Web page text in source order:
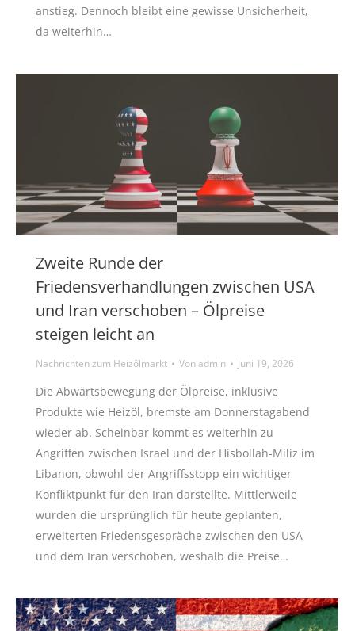
anstieg. Dennoch bleibt eine gewisse Unsicherheit,
da weiterhin…
Zweite Runde der
Friedensverhandlungen zwischen USA
und Iran verschoben – Ölpreise
steigen leicht an
Nachrichten zum Heizölmarkt Vonadmin Juni 19, 2026
Die Abwärtsbewegung der Ölpreise, inklusive
Produkte wie Heizöl, bremste am Donnerstagabend
wieder ab. Scheinbar kommt es weiterhin zu
Angriffen zwischen Israel und der Hisbollah-Miliz im
Libanon, obwohl der Angriffsstopp ein wichtiger
Konfliktpunkt für den Iran darstellte. Mittlerweile
wurden die ursprünglich für heute geplanten,
erweiterten Friedensgespräche zwischen den USA
und dem Iran verschoben, weshalb die Preise…